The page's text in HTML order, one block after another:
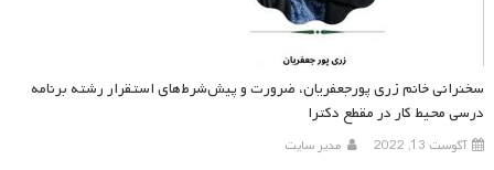
سخنرانی خانم زری پورجعفریان، ضرورت و پیش‌شرط‌های استقرار رشته برنامه
درسی محیط کار در مقطع دکترا
آگوست 13, 2022 مدیر سایت